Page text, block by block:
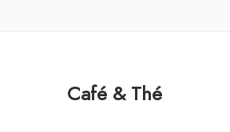
Café & Thé